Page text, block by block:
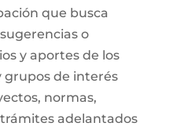
que busca
o
y aportes de los
grupos de interés
normas,
adelantados